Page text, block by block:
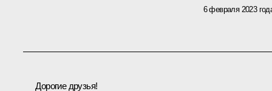
6 февраля 2023
Дорогие друзья!